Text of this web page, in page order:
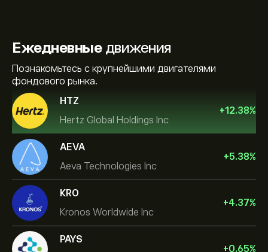
Ежедневныедвижения
Познакомьтесь с крупнейшими двигателями
фондового рынка.
HTZ
Hertz Global Holdings Inc
+12.38%
AEVA
Aeva Technologies Inc
+5.38%
KRO
Kronos Worldwide Inc
+4.37%
PAYS
+0.65%